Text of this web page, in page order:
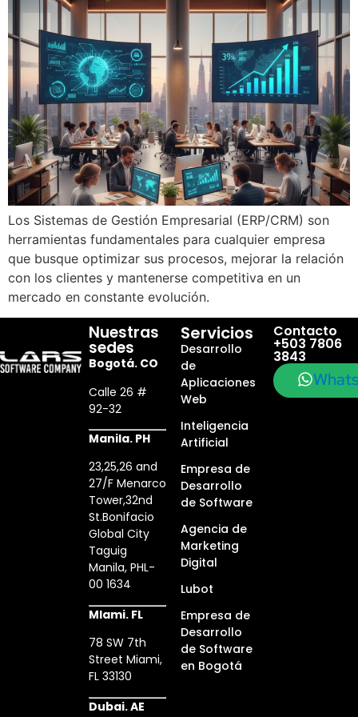
Los Sistemas de Gestión Empresarial (ERP/CRM) son
herramientas fundamentales para cualquier empresa
que busque optimizar sus procesos, mejorar la relación
con los clientes y mantenerse competitiva en un
mercado en constante evolución.
Nuestras
sedes
Bogotá. CO
Calle 26 #
92-32
Manila. PH
23,25,26 and
27/F Menarco
Tower,32nd
St.Bonifacio
Global City
Taguig
Manila, PHL-
00 1634
MIami. FL
78 SW 7th
Street Miami,
FL 33130
Dubai. AE
Servicios
Desarrollo
de
Aplicaciones
Web
Inteligencia
Artificial
Empresa de
Desarrollo
de Software
Agencia de
Marketing
Digital
Lubot
Empresa de
Desarrollo
de Software
en Bogotá
Contacto
+503 7806
3843